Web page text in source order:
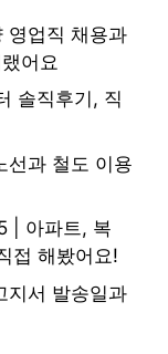
영업직 채용과
어요
솔직후기, 직
선과 철도 이용
| 아파트, 복
접 해봤어요!
지서 발송일과